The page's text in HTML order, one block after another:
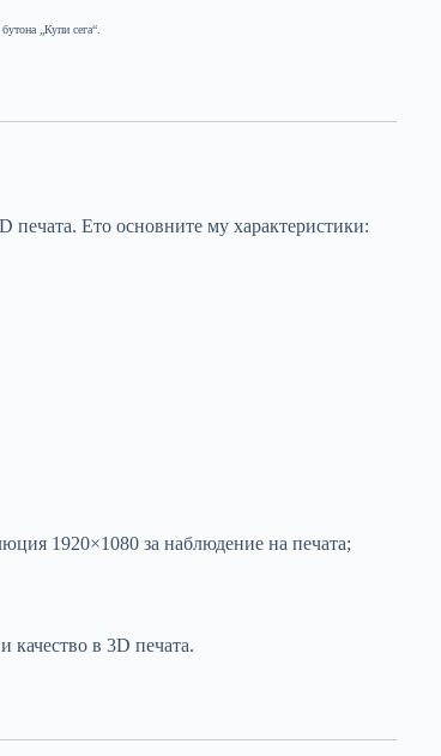
„Купи сега“.
печата. Ето основните му характеристики:
1920×1080 за наблюдение на печата;
качество в 3D печата.